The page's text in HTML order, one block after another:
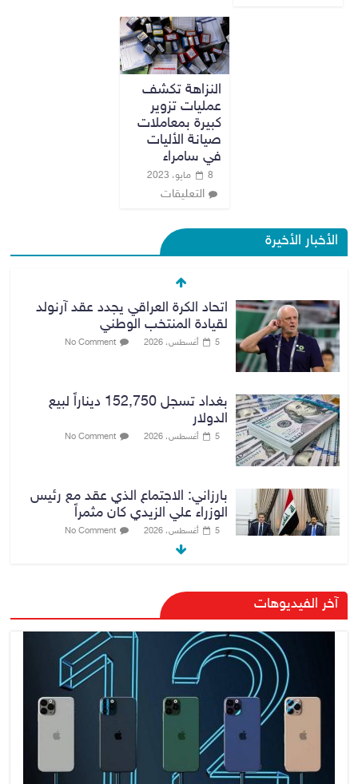
النزاهة تكشف
عمليات تزوير
كبيرة بمعاملات
صيانة الأليات
في سامراء
8 مايو، 2023
التعليقات
الأخبار الأخيرة
اتحاد الكرة العراقي يجدد عقد آرنولد
لقيادة المنتخب الوطني
5 أغسطس، 2026 No Comment
بغداد تسجل 152,750 ديناراً لبيع
الدولار
5 أغسطس، 2026 No Comment
بارزاني: الاجتماع الذي عقد مع رئيس
الوزراء علي الزيدي كان مثمراً
5 أغسطس، 2026 No Comment
وزير الخارجية يبحث مع نظيره
السعودي ترتيبات زيارة مرتقبة لوفد
أمني عراقي إلى السعودية
No Comment
وزارة الخزانة الأمريكية تعلن إلغاء
عقوبات مرتبطة بإيران
No Comment
آخر الفيديوهات